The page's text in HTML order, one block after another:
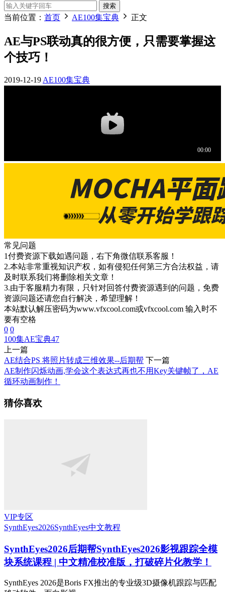
搜索
当前位置： 首页 AE100集宝典 正文
AE与PS联动真的很方便，只需要掌握这
个技巧！
2019-12-19AE100集宝典
常见问题
1付费资源下载如遇问题，右下角微信联系客服！
2.本站非常重视知识产权，如有侵犯任何第三方合法权益，请
及时联系我们将删除相关文章！
3.由于客服精力有限，只针对回答付费资源遇到的问题，免费
资源问题还请您自行解决，希望理解！
本站默认解压密码为www.vfxcool.com或vfxcool.com 输入时不
要有空格
0 0
100集AE宝典47
上一篇
AE结合PS 将照片转成三维效果--后期帮 下一篇
AE制作闪烁动画,学会这个表达式再也不用Key关键帧了，AE
循环动画制作！
猜你喜欢
VIP专区
SynthEyes2026SynthEyes中文教程
SynthEyes2026后期帮SynthEyes2026影视跟踪全模
块系统课程 | 中文精准校准版，打破碎片化教学！
SynthEyes 2026是Boris FX推出的专业级3D摄像机跟踪与匹配